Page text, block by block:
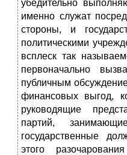
убедительно
именно служат
стороны, и
политическими
всплеск так
первоначально
публичным
финансовых выгод,
руководящие
партий,
государственные
этого